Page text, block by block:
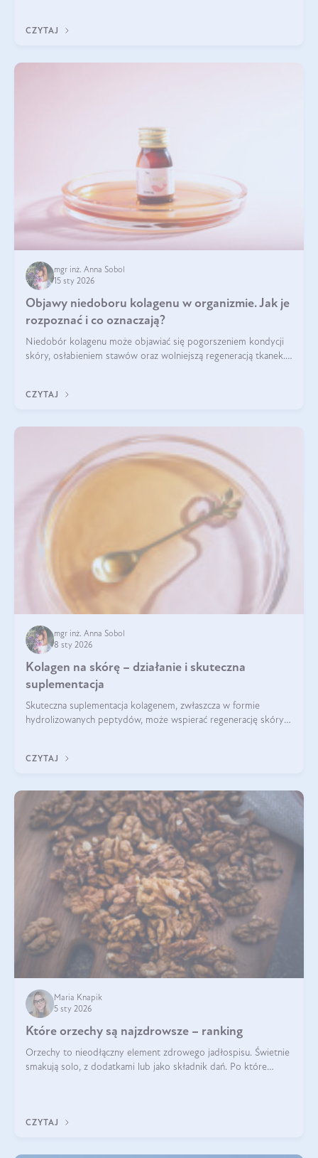
kryteria wyboru!
CZYTAJ
mgr inż. Anna Sobol
15 sty 2026
Objawy niedoboru kolagenu w organizmie. Jak je
rozpoznać i co oznaczają?
Niedobór kolagenu może objawiać się pogorszeniem kondycji
skóry, osłabieniem stawów oraz wolniejszą regeneracją tkanek.
osłabienie włosów.
CZYTAJ
mgr inż. Anna Sobol
8 sty 2026
Kolagen na skórę – działanie i skuteczna
suplementacja
Skuteczna suplementacja kolagenem, zwłaszcza w formie
hydrolizowanych peptydów, może wspierać regenerację skóry i
CZYTAJ
Maria Knapik
5 sty 2026
Które orzechy są najzdrowsze – ranking
Orzechy to nieodłączny element zdrowego jadłospisu. Świetnie
smakują solo, z dodatkami lub jako składnik dań. Po które
CZYTAJ